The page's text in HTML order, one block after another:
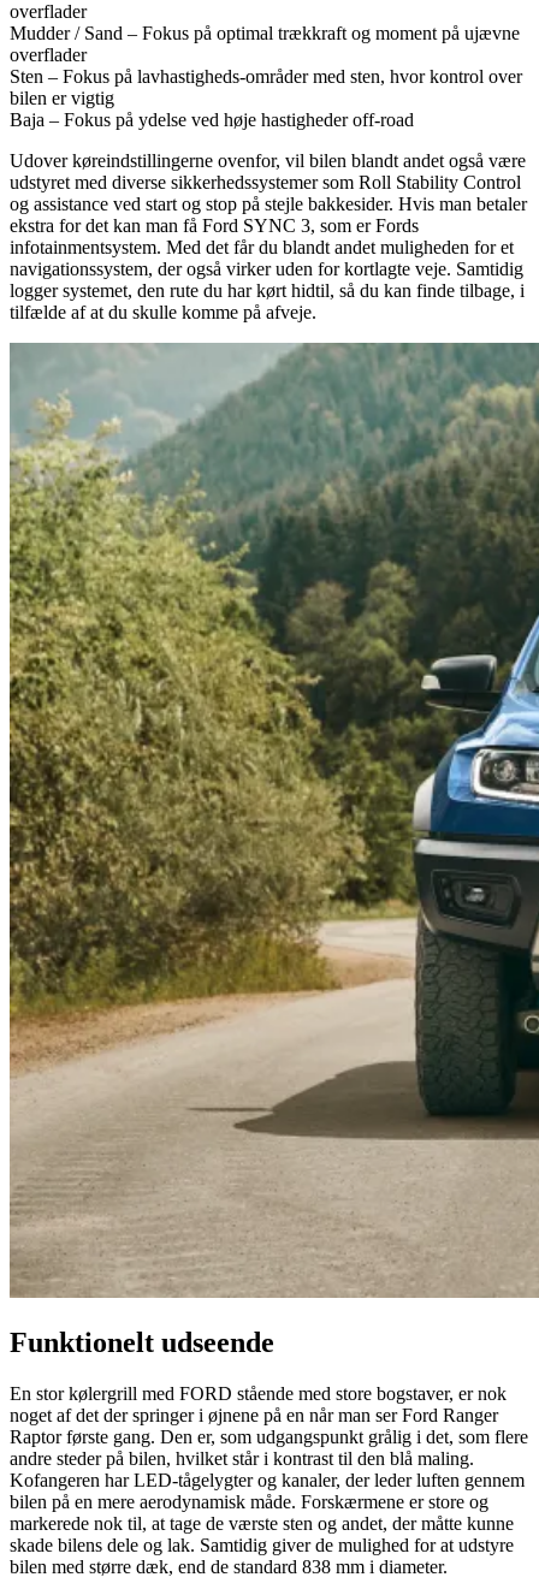
overflader
Mudder / Sand – Fokus på optimal trækkraft og moment på ujævne
overflader
Sten – Fokus på lavhastigheds-områder med sten, hvor kontrol over
bilen er vigtig
Baja – Fokus på ydelse ved høje hastigheder off-road
Udover køreindstillingerne ovenfor, vil bilen blandt andet også være
udstyret med diverse sikkerhedssystemer som Roll Stability Control
og assistance ved start og stop på stejle bakkesider. Hvis man betaler
ekstra for det kan man få Ford SYNC 3, som er Fords
infotainmentsystem. Med det får du blandt andet muligheden for et
navigationssystem, der også virker uden for kortlagte veje. Samtidig
logger systemet, den rute du har kørt hidtil, så du kan finde tilbage, i
tilfælde af at du skulle komme på afveje.
Funktionelt udseende
En stor kølergrill med FORD stående med store bogstaver, er nok
noget af det der springer i øjnene på en når man ser Ford Ranger
Raptor første gang. Den er, som udgangspunkt grålig i det, som flere
andre steder på bilen, hvilket står i kontrast til den blå maling.
Kofangeren har LED-tågelygter og kanaler, der leder luften gennem
bilen på en mere aerodynamisk måde. Forskærmene er store og
markerede nok til, at tage de værste sten og andet, der måtte kunne
skade bilens dele og lak. Samtidig giver de mulighed for at udstyre
bilen med større dæk, end de standard 838 mm i diameter.